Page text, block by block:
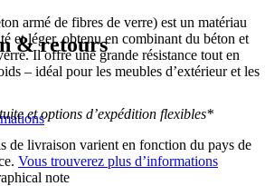
armé de fibres de verre) est un matériau
et léger, obtenu en combinant du béton et
Il offre une grande résistance tout en
– idéal pour les meubles d’extérieur et les
& retours
et options d’expédition flexibles*
de livraison varient en fonction du pays de
Vous trouverez plus d’informations
note